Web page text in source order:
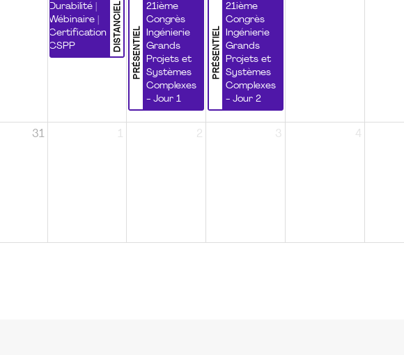
DISTANCIEL
Durabilité |
Wébinaire |
Certification
CSPP
PRÉSENTIEL
21ième
Congrès
Ingénierie
Grands
Projets et
Systèmes
Complexes
- Jour 1
PRÉSENTIEL
21ième
Congrès
Ingénierie
Grands
Projets et
Systèmes
Complexes
- Jour 2
31 1 2 3 4